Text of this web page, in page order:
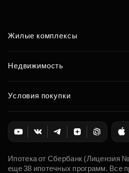
Жилые комплексы
Недвижимость
Условия покупки
Ипотека от Сбербанк (Лицензия
еще 38 ипотечных программ. Все